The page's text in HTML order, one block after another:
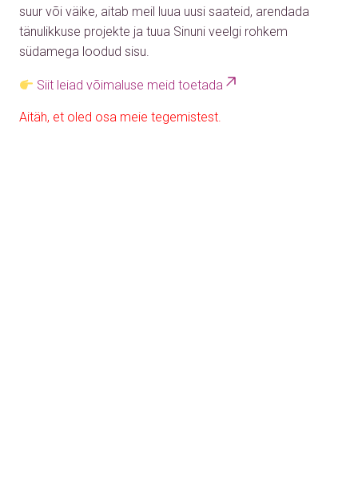
suur või väike, aitab meil luua uusi saateid, arendada
tänulikkuse projekte ja tuua Sinuni veelgi rohkem
südamega loodud sisu.
Siit leiad võimaluse meid toetada
Aitäh, et oled osa meie tegemistest.